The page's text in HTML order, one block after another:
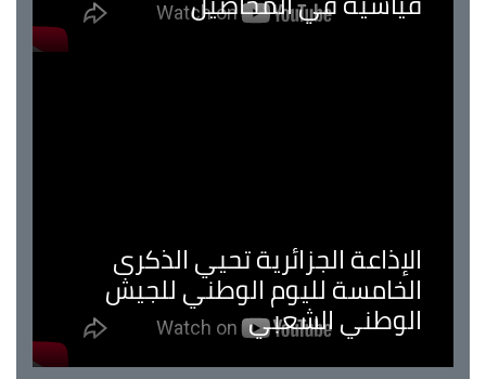
الإذاعة الجزائرية تحيي الذكرى
الخامسة لليوم الوطني للجيش
الوطني الشعبي